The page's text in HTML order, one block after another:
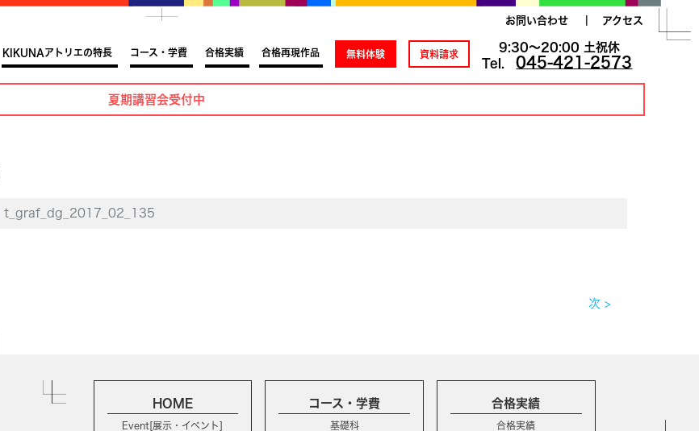
お問い合わせ アクセス
KIKUNAアトリエの特長 コース・学費 合格実績 合格再現作品 無料体験 資料請求
9:30～20:00 土祝休
Tel.
045-421-2573
夏期講習会受付中
t_graf_dg_2017_02_135
次 >
HOME
Event[展示・イベント]
コース・学費
基礎科
合格実績
合格実績